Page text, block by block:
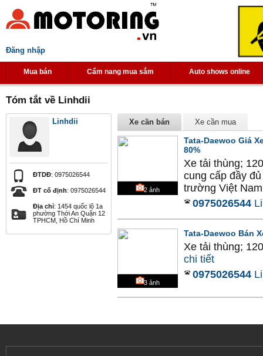
Đăng nhập
Mua bán Cẩm nang mua sắm Auto shows online
Tóm tắt về Linhdii
Linhdii
ĐTDĐ: 0975026544
ĐT cố định: 0975026544
Địa chỉ: 1454 quốc lộ 1a
phường Thới An Quận 12
TPHCM, Hồ Chí Minh
Xe cần bán Xe cần mua
2 ảnh
Tata-Daewoo Giá
80%
Xe tải thùng;
cung cấp đầy
trường Việt
0975026544
3 ảnh
Tata-Daewoo Bán
Xe tải thùng;
chi tiết
0975026544